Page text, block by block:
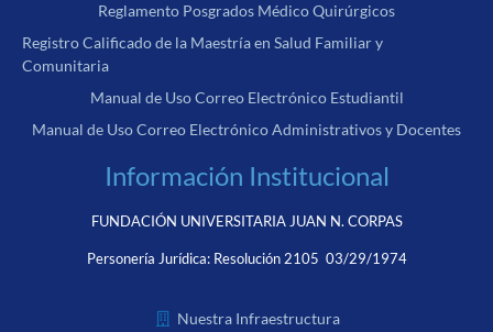
Reglamento Posgrados Médico Quirúrgicos
Registro Calificado de la Maestría en Salud Familiar y
Comunitaria
Manual de Uso Correo Electrónico Estudiantil
Manual de Uso Correo Electrónico Administrativos y Docentes
Información Institucional
FUNDACIÓN UNIVERSITARIA JUAN N. CORPAS
Personería Jurídica: Resolución 2105 03/29/1974
Nuestra Infraestructura